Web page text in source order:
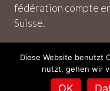
fédération compte
Suisse.
© 2026 Stadtmission
Diese Website benutzt
nutzt, gehen wir
OK